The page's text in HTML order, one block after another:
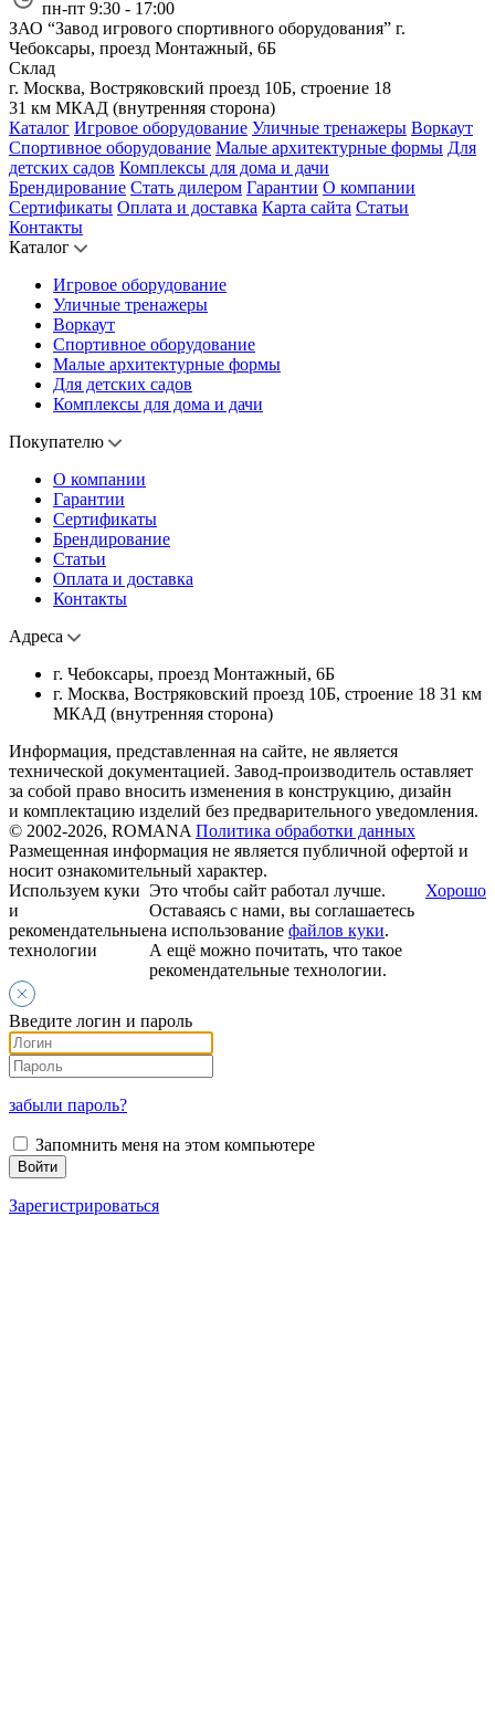
пн-пт 9:30 - 17:00
ЗАО “Завод игрового спортивного оборудования” г.
Чебоксары, проезд Монтажный, 6Б
Склад
г. Москва, Востряковский проезд 10Б, строение 18
31 км МКАД (внутренняя сторона)
Каталог Игровое оборудование Уличные тренажеры Воркаут
Спортивное оборудование Малые архитектурные формы Для
детских садов Комплексы для дома и дачи
Брендирование Стать дилером Гарантии О компании
Сертификаты Оплата и доставка Карта сайта Статьи
Контакты
Каталог
Игровое оборудование
Уличные тренажеры
Воркаут
Спортивное оборудование
Малые архитектурные формы
Для детских садов
Комплексы для дома и дачи
Покупателю
О компании
Гарантии
Сертификаты
Брендирование
Статьи
Оплата и доставка
Контакты
Адреса
г. Чебоксары, проезд Монтажный, 6Б
г. Москва, Востряковский проезд 10Б, строение 18 31 км
МКАД (внутренняя сторона)
Информация, представленная на сайте, не является
технической документацией. Завод-производитель оставляет
за собой право вносить изменения в конструкцию, дизайн
и комплектацию изделий без предварительного уведомления.
© 2002-2026, ROMANA Политика обработки данных
Размещенная информация не является публичной офертой и
носит ознакомительный характер.
Используем куки
и
рекомендательные
технологии
Это чтобы сайт работал лучше.
Оставаясь с нами, вы соглашаетесь
на использование файлов куки.
А ещё можно почитать, что такое
рекомендательные технологии.
Хорошо
Введите логин и пароль
забыли пароль?
Запомнить меня на этом компьютере
Зарегистрироваться